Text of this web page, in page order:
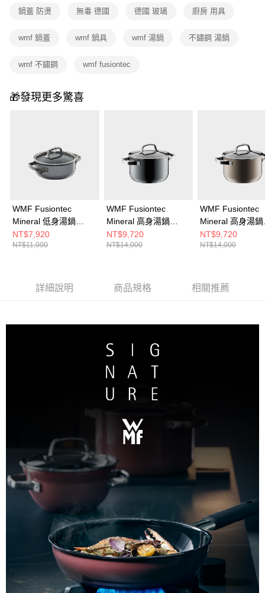
免運費
鍋蓋 防燙 無毒 德國 德國 玻璃 廚房 用具
wmf 鍋蓋 wmf 鍋具 wmf 湯鍋 不鏽鋼 湯鍋
wmf 不鏽鋼 wmf fusiontec
🎁發現更多驚喜
WMF Fusiontec
Mineral 低身湯鍋
20cm 2.4L (鉑金色)
NT$7,920
NT$11,000
WMF Fusiontec
Mineral 高身湯鍋
20cm 3.7L (鉑金色)
NT$9,720
NT$14,000
WMF Fusiontec
Mineral 高身湯鍋
20cm 3.7L (銅金
NT$9,720
NT$14,000
詳細說明 商品規格 相關推薦